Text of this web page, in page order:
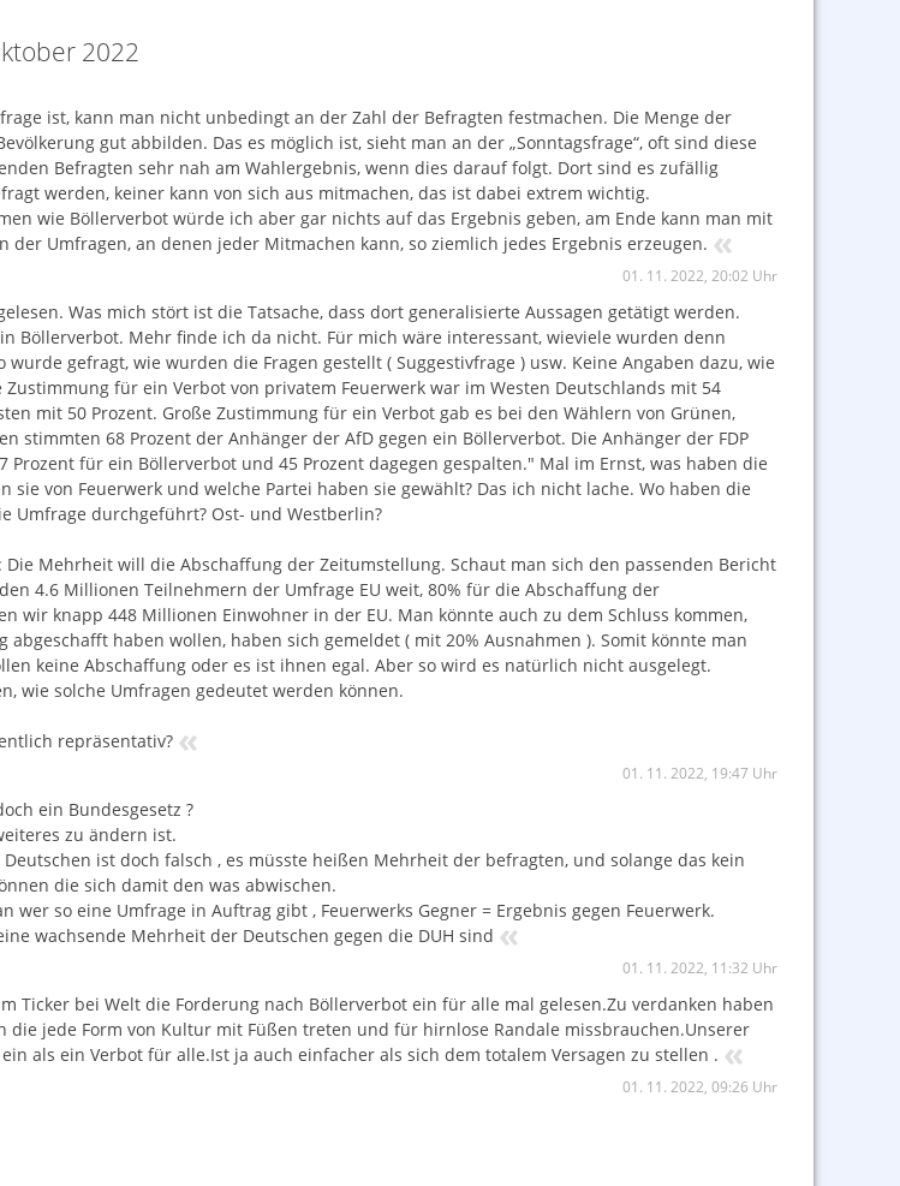
2022
ist, kann man nicht unbedingt an der Zahl der Befragten festmachen. Die Menge der
gut abbilden. Das es möglich ist, sieht man an der „Sonntagsfrage“, oft sind diese
Befragten sehr nah am Wahlergebnis, wenn dies darauf folgt. Dort sind es zufällig
werden, keiner kann von sich aus mitmachen, das ist dabei extrem wichtig.
wie Böllerverbot würde ich aber gar nichts auf das Ergebnis geben, am Ende kann man mit
der Umfragen, an denen jeder Mitmachen kann, so ziemlich jedes Ergebnis erzeugen. «
01. 11. 2022, 20:02 Uhr
Was mich stört ist die Tatsache, dass dort generalisierte Aussagen getätigt werden.
Böllerverbot. Mehr finde ich da nicht. Für mich wäre interessant, wieviele wurden denn
gefragt, wie wurden die Fragen gestellt ( Suggestivfrage ) usw. Keine Angaben dazu, wie
für ein Verbot von privatem Feuerwerk war im Westen Deutschlands mit 54
mit 50 Prozent. Große Zustimmung für ein Verbot gab es bei den Wählern von Grünen,
stimmten 68 Prozent der Anhänger der AfD gegen ein Böllerverbot. Die Anhänger der FDP
Prozent für ein Böllerverbot und 45 Prozent dagegen gespalten." Mal im Ernst, was haben die
sie von Feuerwerk und welche Partei haben sie gewählt? Das ich nicht lache. Wo haben die
Umfrage durchgeführt? Ost- und Westberlin?
Die Mehrheit will die Abschaffung der Zeitumstellung. Schaut man sich den passenden Bericht
4.6 Millionen Teilnehmern der Umfrage EU weit, 80% für die Abschaffung der
wir knapp 448 Millionen Einwohner in der EU. Man könnte auch zu dem Schluss kommen,
haben wollen, haben sich gemeldet ( mit 20% Ausnahmen ). Somit könnte man
keine Abschaffung oder es ist ihnen egal. Aber so wird es natürlich nicht ausgelegt.
wie solche Umfragen gedeutet werden können.
repräsentativ? «
01. 11. 2022, 19:47 Uhr
ein Bundesgesetz ?
zu ändern ist.
ist doch falsch , es müsste heißen Mehrheit der befragten, und solange das kein
die sich damit den was abwischen.
wer so eine Umfrage in Auftrag gibt , Feuerwerks Gegner = Ergebnis gegen Feuerwerk.
wachsende Mehrheit der Deutschen gegen die DUH sind «
01. 11. 2022, 11:32 Uhr
Ticker bei Welt die Forderung nach Böllerverbot ein für alle mal gelesen.Zu verdanken haben
die jede Form von Kultur mit Füßen treten und für hirnlose Randale missbrauchen.Unserer
als ein Verbot für alle.Ist ja auch einfacher als sich dem totalem Versagen zu stellen . «
01. 11. 2022, 09:26 Uhr